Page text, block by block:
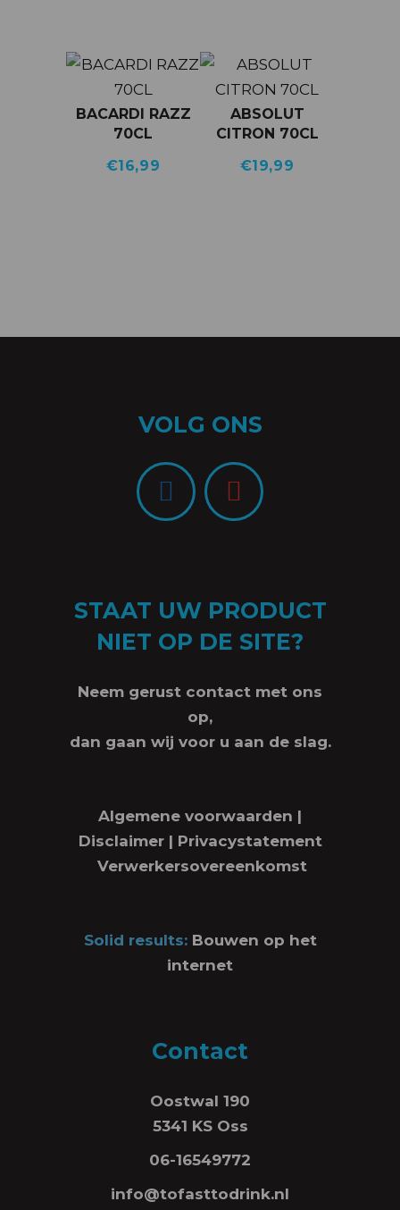
BACARDI RAZZ
70CL
€16,99
ABSOLUT
CITRON 70CL
€19,99
VOLG ONS
STAAT UW PRODUCT
NIET OP DE SITE?
Neem gerust contact met ons
op,
dan gaan wij voor u aan de slag.
Algemene voorwaarden |
Disclaimer| Privacystatement
Verwerkersovereenkomst
Solid results: Bouwen op het
internet
Contact
Oostwal 190
5341 KS Oss
06-16549772
info@tofasttodrink.nl